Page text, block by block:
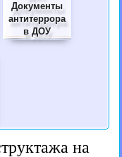
Документы
антитеррора
в ДОУ
на